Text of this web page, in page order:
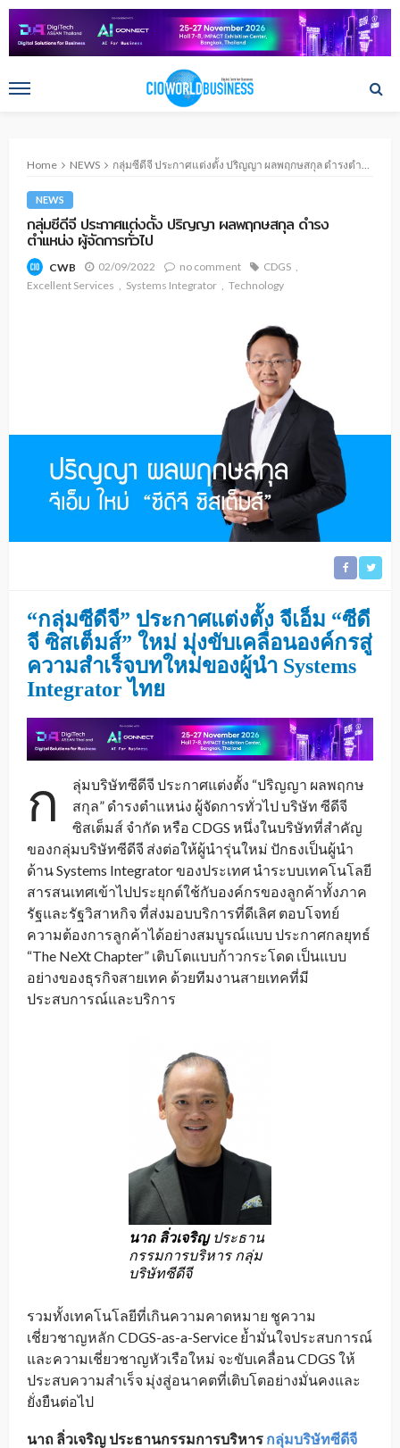
Home NEWS กลุ่มซีดีจี ประกาศแต่งตั้ง ปริญญา ผลพฤกษสกุล ดำรงตำแหน่ง ผู้จัดการทั่วไป
NEWS
กลุ่มซีดีจี ประกาศแต่งตั้ง ปริญญา ผลพฤกษสกุล ดำรง
ตำแหน่ง ผู้จัดการทั่วไป
CWB 02/09/2022 no comment
CDGS
Excellent Services
Systems Integrator Technology
“กลุ่มซีดีจี” ประกาศแต่งตั้ง จีเอ็ม “ซีดี
จี ซิสเต็มส์” ใหม่ มุ่งขับเคลื่อนองค์กรสู่
ความสำเร็จบทใหม่ของผู้นำ Systems
Integrator ไทย
ก
ลุ่มบริษัทซีดีจี ประกาศแต่งตั้ง “ปริญญา ผลพฤกษ
สกุล” ดำรงตำแหน่ง ผู้จัดการทั่วไป บริษัท ซีดีจี
ซิสเต็มส์ จำกัด หรือ CDGS หนึ่งในบริษัทที่สำคัญ
ของกลุ่มบริษัทซีดีจี ส่งต่อให้ผู้นำรุ่นใหม่ ปักธงเป็นผู้นำ
ด้าน Systems Integrator ของประเทศ นำระบบเทคโนโลยี
สารสนเทศเข้าไปประยุกต์ใช้กับองค์กรของลูกค้าทั้งภาค
รัฐและรัฐวิสาหกิจ ที่ส่งมอบบริการที่ดีเลิศ ตอบโจทย์
ความต้องการลูกค้าได้อย่างสมบูรณ์แบบ ประกาศกลยุทธ์
“The NeXt Chapter” เติบโตแบบก้าวกระโดด เป็นแบบ
อย่างของธุรกิจสายเทค ด้วยทีมงานสายเทคที่มี
ประสบการณ์​และบริการ
นาถ ลิ่วเจริญประธาน
กรรมการบริหาร กลุ่ม
บริษัทซีดีจี
รวมทั้งเทคโนโลยีที่เกินความคาดหมาย ชูความ
เชี่ยวชาญหลัก CDGS-as-a-Service ย้ำมั่นใจประสบการณ์
และความเชี่ยวชาญหัวเรือใหม่ จะขับเคลื่อน CDGS ให้
ประสบความสำเร็จ มุ่งสู่อนาคตที่เติบโตอย่างมั่นคงและ
ยั่งยืนต่อไป
นาถ ลิ่วเจริญ ประธานกรรมการบริหาร กลุ่มบริษัทซีดีจี